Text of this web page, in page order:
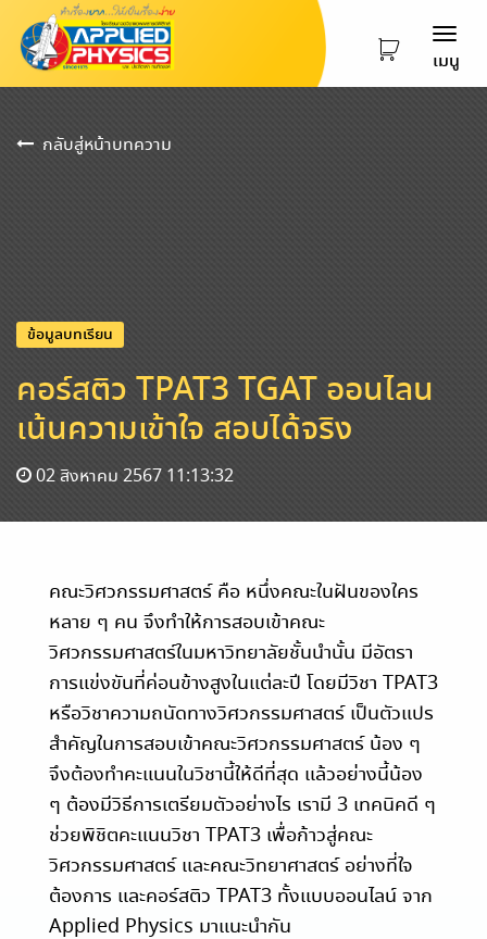
เมนู
กลับสู่หน้าบทความ
ข้อมูลบทเรียน
คอร์สติว TPAT3 TGAT ออนไลน
เน้นความเข้าใจ สอบได้จริง
02 สิงหาคม 2567 11:13:32
คณะวิศวกรรมศาสตร์ คือ หนึ่งคณะในฝันของใคร
หลาย ๆ คน จึงทำให้การสอบเข้าคณะ
วิศวกรรมศาสตร์ในมหาวิทยาลัยชั้นนำนั้น มีอัตรา
การแข่งขันที่ค่อนข้างสูงในแต่ละปี โดยมีวิชา TPAT3
หรือวิชาความถนัดทางวิศวกรรมศาสตร์ เป็นตัวแปร
สำคัญในการสอบเข้าคณะวิศวกรรมศาสตร์ น้อง ๆ
จึงต้องทำคะแนนในวิชานี้ให้ดีที่สุด แล้วอย่างนี้น้อง
ๆ ต้องมีวิธีการเตรียมตัวอย่างไร เรามี 3 เทคนิคดี ๆ
ช่วยพิชิตคะแนนวิชา TPAT3 เพื่อก้าวสู่คณะ
วิศวกรรมศาสตร์ และคณะวิทยาศาสตร์ อย่างที่ใจ
ต้องการ และคอร์สติว TPAT3 ทั้งแบบออนไลน์ จาก
Applied Physics มาแนะนำกัน